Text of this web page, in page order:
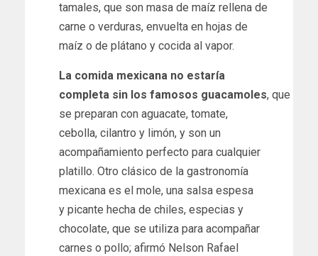
tamales, que son masa de maíz rellena de
carne o verduras, envuelta en hojas de
maíz o de plátano y cocida al vapor.
La comida mexicana no estaría
completa sin los famosos guacamoles, que
se preparan con aguacate, tomate,
cebolla, cilantro y limón, y son un
acompañamiento perfecto para cualquier
platillo. Otro clásico de la gastronomía
mexicana es el mole, una salsa espesa
y picante hecha de chiles, especias y
chocolate, que se utiliza para acompañar
carnes o pollo; afirmó Nelson Rafael